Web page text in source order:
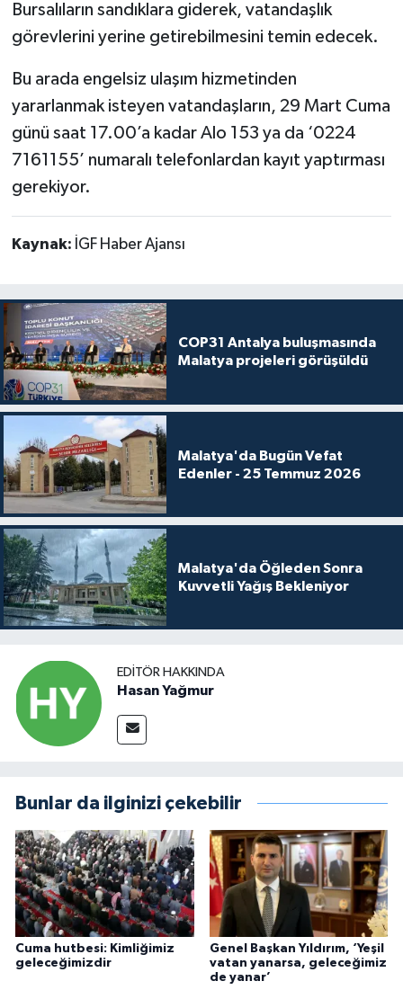
Bursalıların sandıklara giderek, vatandaşlık
görevlerini yerine getirebilmesini temin edecek.
Bu arada engelsiz ulaşım hizmetinden
yararlanmak isteyen vatandaşların, 29 Mart Cuma
günü saat 17.00’a kadar Alo 153 ya da ‘0224
7161155’ numaralı telefonlardan kayıt yaptırması
gerekiyor.
Kaynak: İGF Haber Ajansı
COP31 Antalya buluşmasında
Malatya projeleri görüşüldü
Malatya'da Bugün Vefat
Edenler - 25 Temmuz 2026
Malatya'da Öğleden Sonra
Kuvvetli Yağış Bekleniyor
EDITÖR HAKKINDA
Hasan Yağmur
Bunlar da ilginizi çekebilir
Cuma hutbesi: Kimliğimiz
geleceğimizdir
Genel Başkan Yıldırım, ‘Yeşil
vatan yanarsa, geleceğimiz
de yanar’